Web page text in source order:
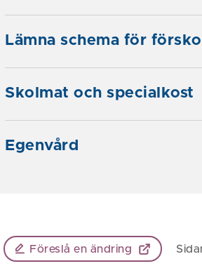
Lämna schema för
Skolmat och specialkost
Egenvård
Föreslå en ändring